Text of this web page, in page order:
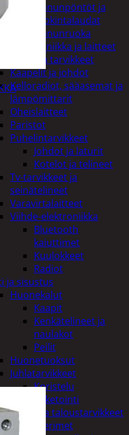
Linnunpöntöt ja
ruokintalaudat
Linnunruoka
elektroniikka ja laitteet
Imurit ja tarvikkeet
Kaapelit ja johdot
Kelloradiot, sääasemat ja
lämpömittarit
Oheislaitteet
Paristot
Puhelintarvikkeet
Johdot ja laturit
Kotelot ja telineet
Tv-tarvikkeet ja
seinätelineet
Varavirtalaitteet
Viihde-elektroniikka
Bluetooth
kaiuttimet
Kuulokkeet
Radiot
ja sisustus
Huonekalut
Kaapit
Kenkätelineet ja
naulakot
Peilit
Huonetuoksut
Juhlatarvikkeet
Koristelu
Paketointi
Keittiö ja taloustarvikkeet
Aterimet